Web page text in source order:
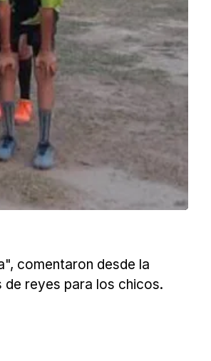
comentaron desde la
de reyes para los chicos.